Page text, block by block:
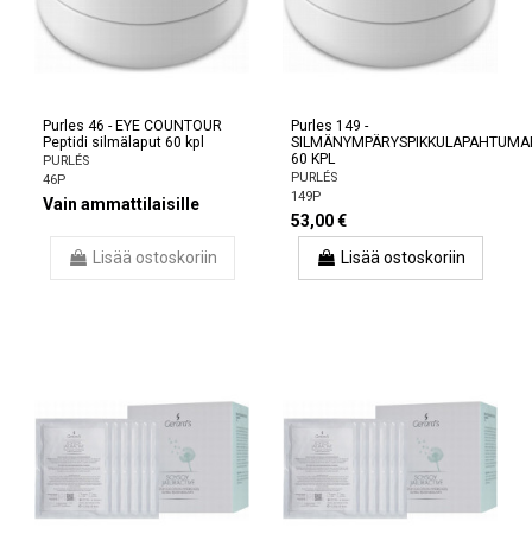
Purles 46 - EYE COUNTOUR
Peptidi silmälaput 60 kpl
PURLÉS
46P
Vain ammattilaisille
Lisää ostoskoriin
Purles 149 -
60 KPL
PURLÉS
149P
53,00 €
Lisää ostoskoriin